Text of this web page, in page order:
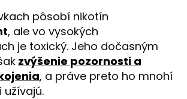
pôsobí nikotín
, ale vo vysokých
je toxický. Jeho dočasným
zvýšenie pozornosti a
, a práve preto ho mnohí